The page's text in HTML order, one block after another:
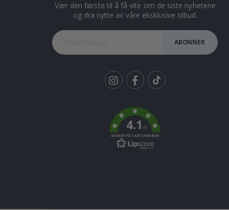
Vær den første til å få vite om de siste nyhetene
og dra nytte av våre eksklusive tilbud.
ABONNER
k
4.1/5
BASERT PÅ 1029 STEMMER